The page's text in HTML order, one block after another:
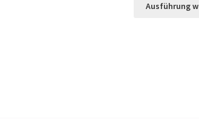
Ausführung